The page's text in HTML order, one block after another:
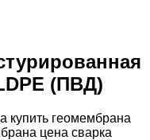
(ПВД)